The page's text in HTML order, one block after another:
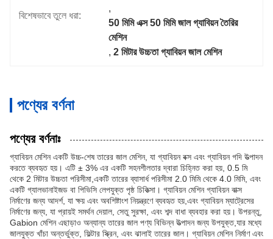
বিশেষভাবে তুলে ধরা:
,
50 মিমি এক্স 50 মিমি জাল গ্যাবিয়ন তৈরির
মেশিন
, 2 মিটার উচ্চতা গ্যাবিয়ন জাল মেশিন
পণ্যের বর্ণনা
পণ্যের বর্ণনাঃ
গ্যাবিয়ন মেশিন একটি উচ্চ-শেষ তারের জাল মেশিন, যা গ্যাবিয়ন বক্স এবং গ্যাবিয়ন গদি উত্পাদন
করতে ব্যবহৃত হয়। এটি ± 3% এর একটি সহনশীলতার দ্বারা চিহ্নিত করা হয়, 0.5 মি
থেকে 2 মিটার উচ্চতা পরিসীমা,একটি তারের ব্যাসার্ধ পরিসীমা 2.0 মিমি থেকে 4.0 মিমি, এবং
একটি গ্যালভানাইজড বা পিভিসি লেপযুক্ত পৃষ্ঠ চিকিত্সা। গ্যাবিয়ন মেশিন গ্যাবিয়ন বাক্স
নির্মাণের জন্য আদর্শ, যা ক্ষয় এবং অবশিষ্টাংশ নিয়ন্ত্রণে ব্যবহৃত হয়,এবং গ্যাবিয়ন ম্যাট্রেসের
নির্মাণের জন্য, যা প্রায়ই সমর্থন দেয়াল, সেতু সুরক্ষা, এবং শব্দ বাধা ব্যবহার করা হয়। উপরন্তু,
Gabion মেশিন এছাড়াও অন্যান্য তারের জাল পণ্য বিভিন্ন উত্পাদন জন্য উপযুক্ত,যার মধ্যে
জালযুক্ত খাঁচা অন্তর্ভুক্ত, ফিল্টার স্ক্রিন, এবং ঝালাই তারের জাল। গ্যাবিয়ন মেশিন নির্মাণ এবং